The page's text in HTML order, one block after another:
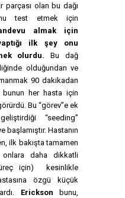
parçası olan bu dağı
test etmek için
almak için
ilk şey onu
olurdu. Bu dağ
olduğundan ve
90 dakikadan
bunun her hasta için
Bu “görev”e ek
“seeding”
Hastanın
ilk bakışta tamamen
onlara daha dikkatli
süreç için) kesinlikle
özgü küçük
Erickson bunu,